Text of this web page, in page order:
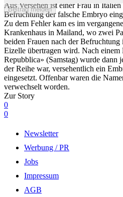
Beitrag melden
Aus Versehen ist einer Frau in
Befruchtung der falsche Embryo
Zu dem Fehler kam es im
Krankenhaus in Mailand, wo zwei
beiden Frauen nach der
Eizelle übertragen wird. Nach einem
Repubblica» (Samstag) wurde dann
der Reihe war, versehentlich ein
eingesetzt. Offenbar waren die
verwechselt worden.
Zur Story
0
0
Newsletter
Werbung / PR
Jobs
Impressum
AGB